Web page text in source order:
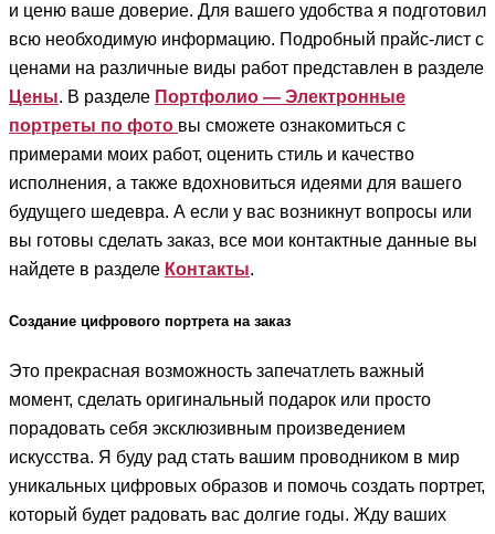
и ценю ваше доверие. Для вашего удобства я подготовил
всю необходимую информацию. Подробный прайс-лист с
ценами на различные виды работ представлен в разделе
Цены. В разделе Портфолио — Электронные
портреты по фото вы сможете ознакомиться с
примерами моих работ, оценить стиль и качество
исполнения, а также вдохновиться идеями для вашего
будущего шедевра. А если у вас возникнут вопросы или
вы готовы сделать заказ, все мои контактные данные вы
найдете в разделе Контакты.
Создание цифрового портрета на заказ
Это прекрасная возможность запечатлеть важный
момент, сделать оригинальный подарок или просто
порадовать себя эксклюзивным произведением
искусства. Я буду рад стать вашим проводником в мир
уникальных цифровых образов и помочь создать портрет,
который будет радовать вас долгие годы. Жду ваших